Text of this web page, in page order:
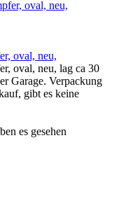
oval, neu,
oval, neu, lag ca 30
Garage. Verpackung
gibt es keine
es gesehen